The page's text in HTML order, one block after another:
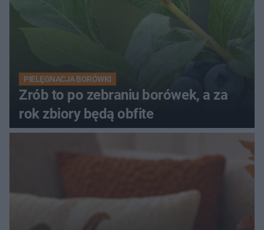
PIELĘGNACJA BORÓWKI
Zrób to po zebraniu borówek, a za
rok zbiory będą obfite